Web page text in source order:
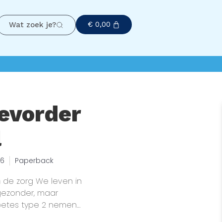
Wat zoek je? €0,00
Paperback
zorg We leven in
maar
type 2 nemen